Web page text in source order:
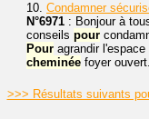
10. Condamner
N°6971 : Bonjour à
conseils pour
Pour agrandir
cheminée foyer
>>> Résultats suivants